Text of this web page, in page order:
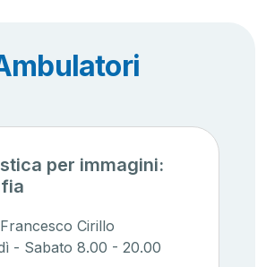
per immagini:
Cirillo
- Sabato 8.00 - 20.00